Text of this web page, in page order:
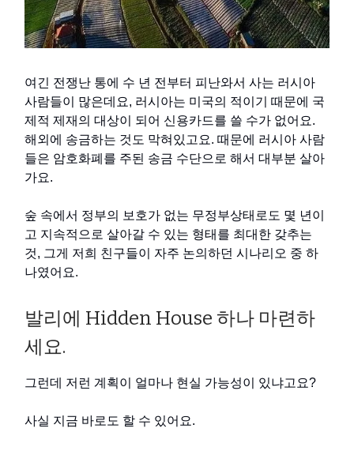
여긴 전쟁난 통에 수 년 전부터 피난와서 사는 러시아
사람들이 많은데요, 러시아는 미국의 적이기 때문에 국
제적 제재의 대상이 되어 신용카드를 쓸 수가 없어요.
해외에 송금하는 것도 막혀있고요. 때문에 러시아 사람
들은 암호화폐를 주된 송금 수단으로 해서 대부분 살아
가요.
숲 속에서 정부의 보호가 없는 무정부상태로도 몇 년이
고 지속적으로 살아갈 수 있는 형태를 최대한 갖추는
것, 그게 저희 친구들이 자주 논의하던 시나리오 중 하
나였어요.
발리에 Hidden House 하나 마련하
세요.
그런데 저런 계획이 얼마나 현실 가능성이 있냐고요?
사실 지금 바로도 할 수 있어요.